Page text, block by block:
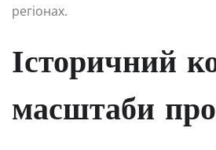
регіонах.
Історичний
масштаби